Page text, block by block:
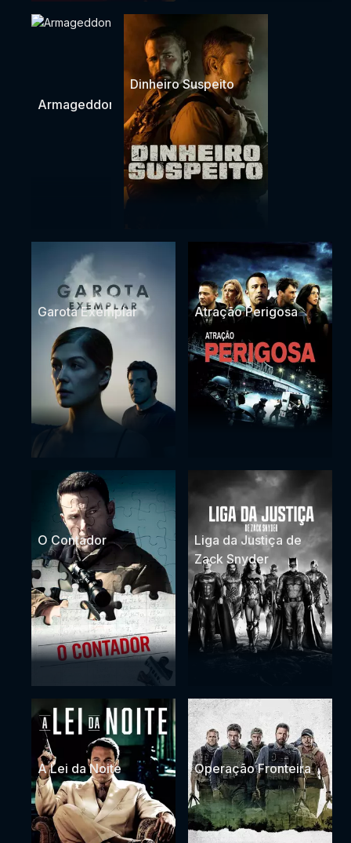
Armageddon
Dinheiro Suspeito
Garota Exemplar Atração Perigosa
O Contador
Liga da Justiça de
Zack Snyder
A Lei da Noite Operação Fronteira